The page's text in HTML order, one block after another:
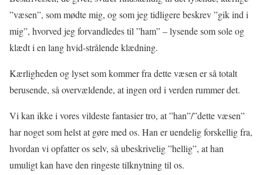
”væsen”, som mødte mig, og som jeg tidligere beskrev ”gik ind i
mig”, hvorved jeg forvandledes til ”ham” – lysende som sole og
klædt i en lang hvid-strålende klædning.
Kærligheden og lyset som kommer fra dette væsen er så totalt
berusende, så overvældende, at ingen ord i verden rummer det.
Vi kan ikke i vores vildeste fantasier tro, at ”han”/”dette væsen”
har noget som helst at gøre med os. Han er uendelig forskellig fra,
hvordan vi opfatter os selv, så ubeskrivelig ”hellig”, at han
umuligt kan have den ringeste tilknytning til os.